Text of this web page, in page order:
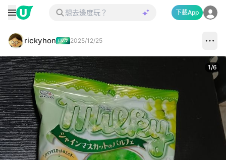
下載App
rickyhon 2025/12/25
1/6